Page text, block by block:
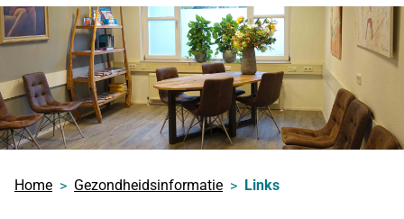
Home Gezondheidsinformatie Links